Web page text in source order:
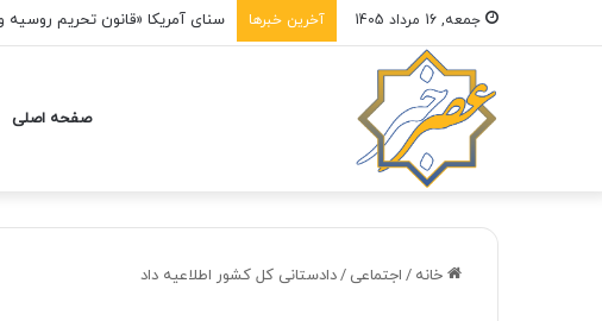
جمعه, 16 مرداد 1405 آخرین خبرها
صفحه اصلی
خانه / اجتماعی /دادستانی کل کشور اطلاعیه داد